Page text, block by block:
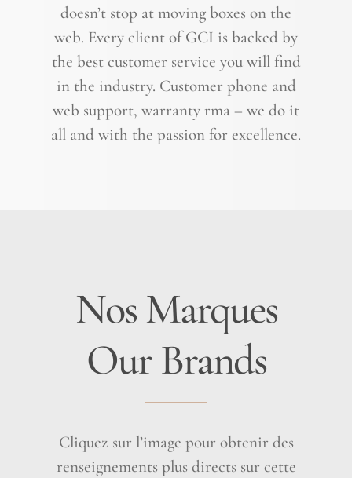
doesn’t stop at moving boxes on the
web. Every client of GCI is backed by
the best customer service you will find
in the industry. Customer phone and
web support, warranty rma – we do it
all and with the passion for excellence.
Nos Marques
Our Brands
Cliquez sur l’image pour obtenir des
renseignements plus directs sur cette